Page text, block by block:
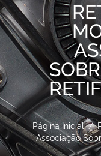
Página Inicial /
Associação